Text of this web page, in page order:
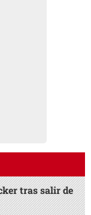
tras salir de